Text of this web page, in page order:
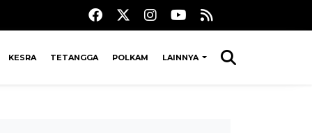
KESRA TETANGGA POLKAM LAINNYA